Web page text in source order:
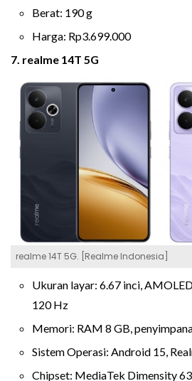
Berat: 190 g
Harga: Rp3.699.000
7. realme 14T 5G
realme 14T 5G. [Realme Indonesia]
Ukuran layar: 6.67 inci,
120 Hz
Memori: RAM 8 GB,
Sistem Operasi: Android 15,
Chipset: MediaTek Dimensity